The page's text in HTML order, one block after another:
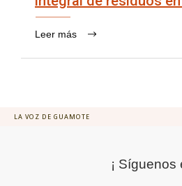
Leer más
LA VOZ DE GUAMOTE
¡ Síguenos